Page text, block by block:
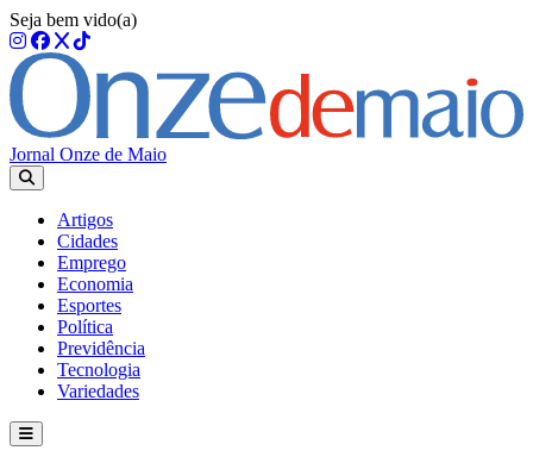
Seja bem vido(a)
Jornal Onze de Maio
Artigos
Cidades
Emprego
Economia
Esportes
Política
Previdência
Tecnologia
Variedades